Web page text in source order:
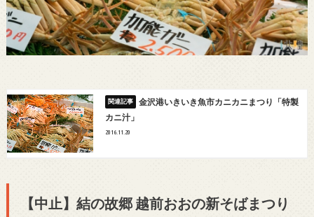
金沢港いきいき魚市カニカニまつり「特製
カニ汁」
2016.11.20
【中止】結の故郷 越前おおの新そばまつり